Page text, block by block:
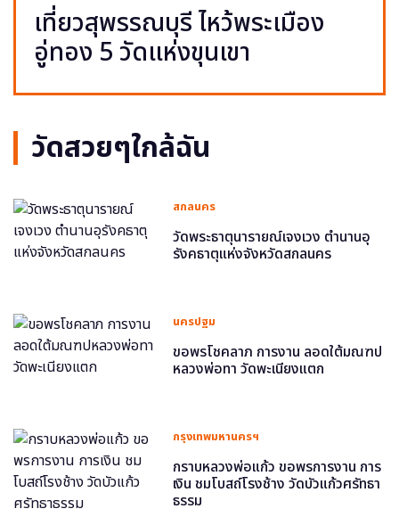
เที่ยวสุพรรณบุรี ไหว้พระเมือง
อู่ทอง 5 วัดแห่งขุนเขา
วัดสวยๆใกล้ฉัน
สกลนคร
วัดพระธาตุนารายณ์เจงเวง ตำนานอุ
รังคธาตุแห่งจังหวัดสกลนคร
นครปฐม
ขอพรโชคลาภ การงาน ลอดใต้มณฑป
หลวงพ่อทา วัดพะเนียงแตก
กรุงเทพมหานครฯ
กราบหลวงพ่อแก้ว ขอพรการงาน การ
เงิน ชมโบสถ์โรงช้าง วัดบัวแก้วศรัทธา
ธรรม